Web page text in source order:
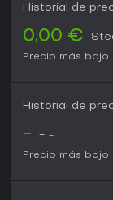
Historial de
0,00 €
Precio más bajo
Historial de
- - -
Precio más bajo